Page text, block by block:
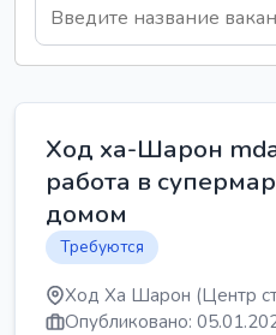
Ход ха-Шарон
работа в
домом
Требуются
Ход Ха Шарон (Центр
Опубликовано: